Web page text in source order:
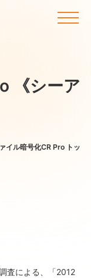
《シーア
イル暗号化CR Pro トップ
査による、「2012